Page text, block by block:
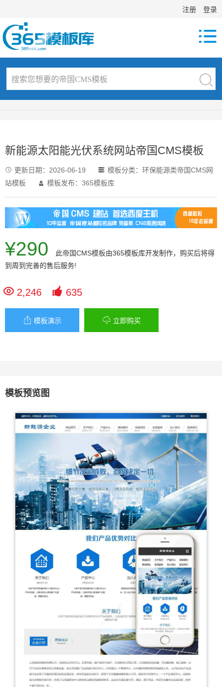
注册 登录

新能源太阳能光伏系统网站帝国CMS模板
 更新日期： 2026-06-19  模板分类： 环保能源类帝国CMS网
站模板
 模板发布：365模板库
¥290 此帝国CMS模板由365模板库开发制作，购买后将得
到周到完善的售后服务!
 2,246  635
 模板演示  立即购买
模板预览图